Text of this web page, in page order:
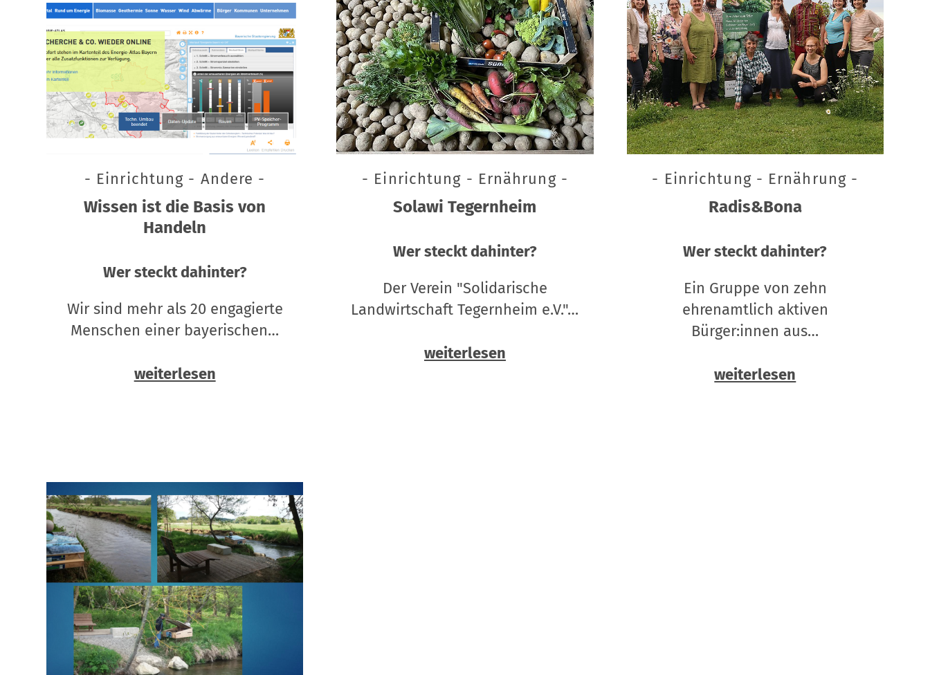
- Einrichtung - Andere -
Wissen ist die Basis von
Handeln
Wer steckt dahinter?
Wir sind mehr als 20 engagierte
Menschen einer bayerischen…
weiterlesen
- Einrichtung - Ernährung -
Solawi Tegernheim
Wer steckt dahinter?
Der Verein "Solidarische
Landwirtschaft Tegernheim e.V."…
weiterlesen
- Einrichtung - Ernährung -
Radis&Bona
Wer steckt dahinter?
Ein Gruppe von zehn
ehrenamtlich aktiven
Bürger:innen aus…
weiterlesen